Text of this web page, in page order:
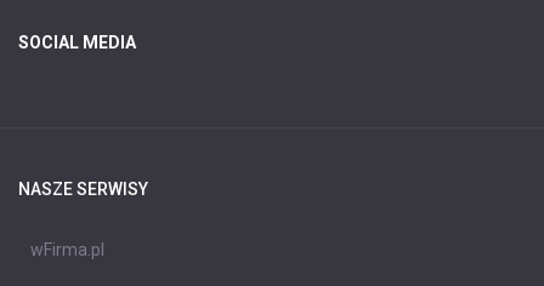
SOCIAL MEDIA
NASZE SERWISY
wFirma.pl